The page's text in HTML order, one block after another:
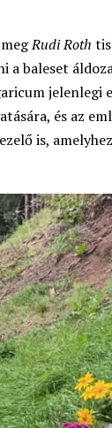
megRudi Roth
baleset
jelenlegi
és az
is,